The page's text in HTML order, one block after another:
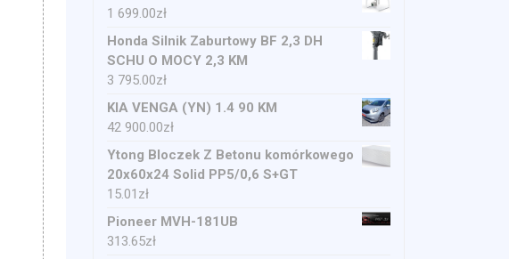
1 699.00zł
Honda Silnik Zaburtowy BF 2,3 DH
SCHU O MOCY 2,3 KM
3 795.00zł
KIA VENGA (YN) 1.4 90 KM
42 900.00zł
Ytong Bloczek Z Betonu komórkowego
20x60x24 Solid PP5/0,6 S+GT
15.01 zł
Pioneer MVH-181UB
313.65zł